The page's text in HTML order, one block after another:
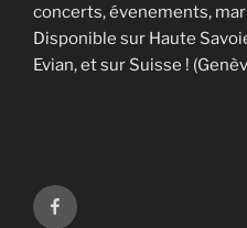
concerts, évenements,
Disponible sur Haute
Evian, et sur Suisse !
Facebook